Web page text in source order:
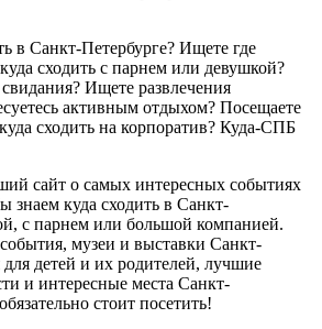
в Санкт-Петербурге? Ищете где
сходить с парнем или девушкой?
Ищете развлечения
активным отдыхом? Посещаете
сходить на корпоратив? Куда-СПБ
сайт о самых интересных событиях
знаем куда сходить в Санкт-
с парнем или большой компанией.
музеи и выставки Санкт-
детей и их родителей, лучшие
и интересные места Санкт-
стоит посетить!